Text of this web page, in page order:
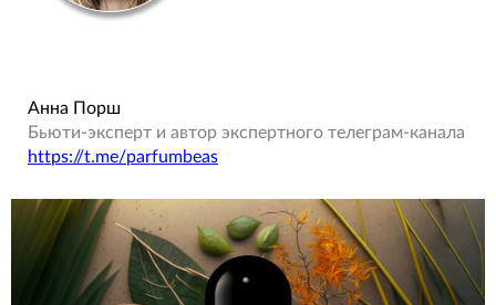
Анна Порш
Бьюти-эксперт и автор экспертного телеграм-канала
https://t.me/parfumbeas